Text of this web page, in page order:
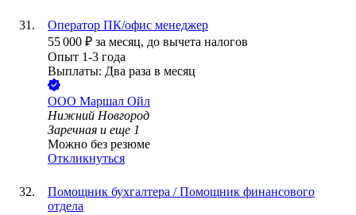
Оператор ПК/офис менеджер
55 000 ₽ за месяц, до вычета налогов
Опыт 1-3 года
Выплаты: Два раза в месяц
ООО Маршал Ойл
Нижний Новгород
Заречная и еще 1
Можно без резюме
Откликнуться
Помощник бухгалтера / Помощник финансового
отдела